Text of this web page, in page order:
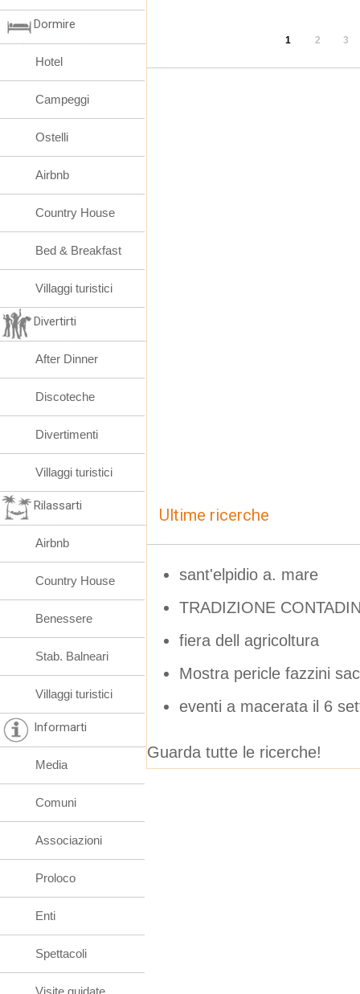
1 2 3
Ultime ricerche
sant'elpidio a. mare
TRADIZIONE
fiera dell agricoltura
Mostra pericle fazzini
eventi a macerata il 6
Guarda tutte le ricerche!
Dormire
Hotel
Campeggi
Ostelli
Airbnb
Country House
Bed & Breakfast
Villaggi turistici
Divertirti
After Dinner
Discoteche
Divertimenti
Villaggi turistici
Rilassarti
Airbnb
Country House
Benessere
Stab. Balneari
Villaggi turistici
Informarti
Media
Comuni
Associazioni
Proloco
Enti
Spettacoli
Visite guidate